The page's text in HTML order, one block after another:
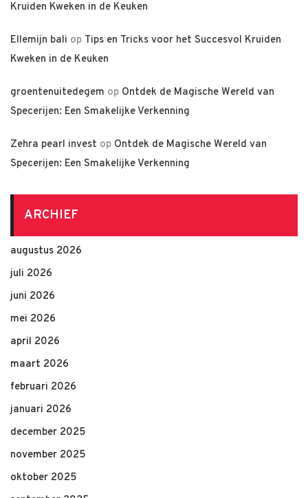
Kruiden Kweken in de Keuken
Ellemijn bali op Tips en Tricks voor het Succesvol Kruiden
Kweken in de Keuken
groentenuitedegem op Ontdek de Magische Wereld van
Specerijen: Een Smakelijke Verkenning
Zehra pearl invest op Ontdek de Magische Wereld van
Specerijen: Een Smakelijke Verkenning
ARCHIEF
augustus 2026
juli 2026
juni 2026
mei 2026
april 2026
maart 2026
februari 2026
januari 2026
december 2025
november 2025
oktober 2025